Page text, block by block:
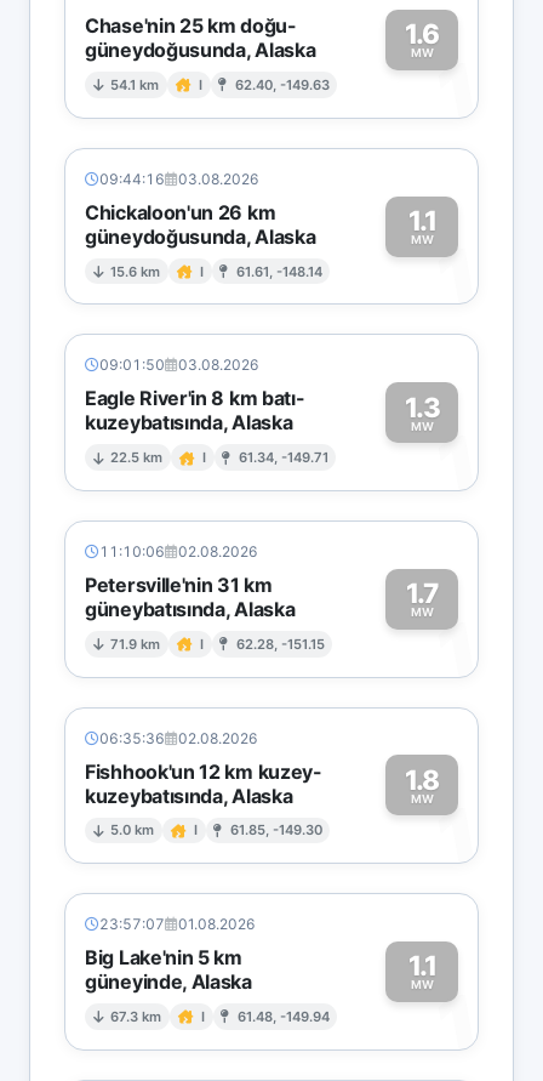
Chase'nin 25 km doğu-
güneydoğusunda, Alaska
54.1 km I 62.40, -149.63
1.6
MW1
09:44:16 03.08.2026
Chickaloon'un 26 km
güneydoğusunda, Alaska
15.6 km I 61.61, -148.14
1.1
MW1
09:01:50 03.08.2026
Eagle River'in 8 km batı-
kuzeybatısında, Alaska
22.5 km I 61.34, -149.71
1.3
MW1
11:10:06 02.08.2026
Petersville'nin 31 km
güneybatısında, Alaska
71.9 km I 62.28, -151.15
1.7
MW1
06:35:36 02.08.2026
Fishhook'un 12 km kuzey-
kuzeybatısında, Alaska
5.0 km I 61.85, -149.30
1.8
MW1
23:57:07 01.08.2026
Big Lake'nin 5 km
güneyinde, Alaska
67.3 km I 61.48, -149.94
1.1
MW1